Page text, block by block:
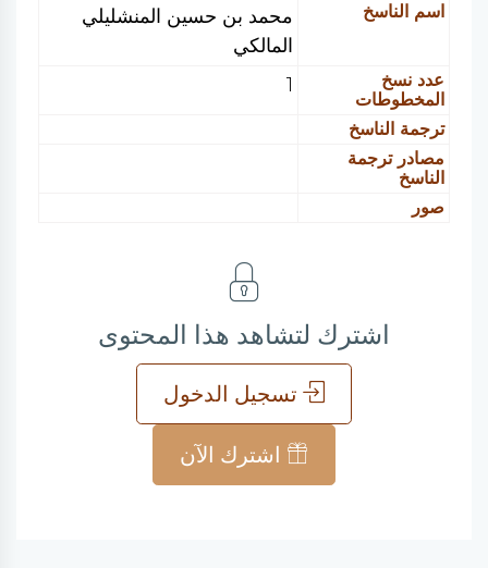
اسم الناسخ
محمد بن حسين المنشليلي
المالكي
عدد نسخ
المخطوطات
1
ترجمة الناسخ
مصادر ترجمة
الناسخ
صور
اشترك لتشاهد هذا المحتوى
تسجيل الدخول
اشترك الآن